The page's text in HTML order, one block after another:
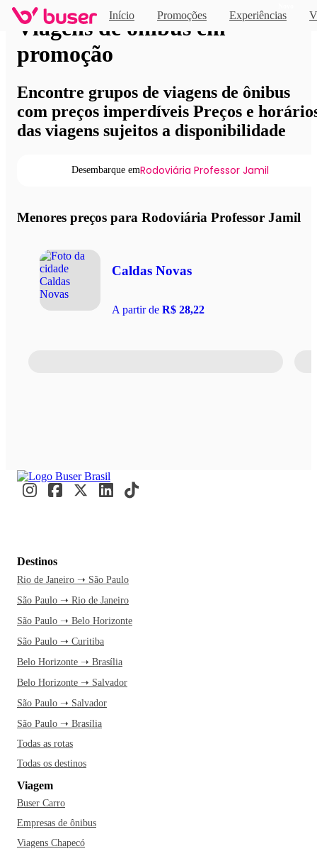
Início Promoções Experiências
Viagens de ônibus em
promoção
Encontre grupos de viagens de ônibus
com preços imperdíveis Preços e
das viagens sujeitos a disponibilidade
Desembarque emRodoviária Professor Jamil
Menores preços para Rodoviária Professor Jamil
Caldas Novas
A partir de R$ 28,22
Destinos
Rio de Janeiro ➝ São Paulo
São Paulo ➝ Rio de Janeiro
São Paulo ➝ Belo Horizonte
São Paulo ➝ Curitiba
Belo Horizonte ➝ Brasília
Belo Horizonte ➝ Salvador
São Paulo ➝ Salvador
São Paulo ➝ Brasília
Todas as rotas
Todas os destinos
Viagem
Buser Carro
Empresas de ônibus
Viagens Chapecó